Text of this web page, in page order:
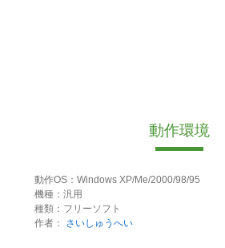
動作環境
動作OS：Windows XP/Me/2000/98/95
機種：汎用
種類：フリーソフト
作者：
さいしゅうへい